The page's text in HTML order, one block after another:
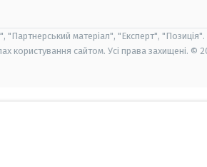
"Партнерський матеріал", "Експерт",
користування сайтом. Усі права захищені. ©